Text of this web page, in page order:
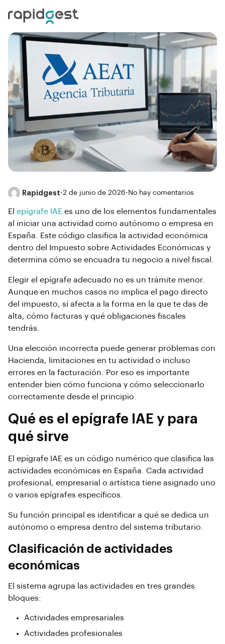
Rapidgest•2 de junio de 2026• No hay comentarios
El epígrafe IAE es uno de los elementos fundamentales
al iniciar una actividad como autónomo o empresa en
España. Este código clasifica la actividad económica
dentro del Impuesto sobre Actividades Económicas y
determina cómo se encuadra tu negocio a nivel fiscal.
Elegir el epígrafe adecuado no es un trámite menor.
Aunque en muchos casos no implica el pago directo
del impuesto, sí afecta a la forma en la que te das de
alta, cómo facturas y qué obligaciones fiscales
tendrás.
Una elección incorrecta puede generar problemas con
Hacienda, limitaciones en tu actividad o incluso
errores en la facturación. Por eso es importante
entender bien cómo funciona y cómo seleccionarlo
correctamente desde el principio.
Qué es el epígrafe IAE y para
qué sirve
El epígrafe IAE es un código numérico que clasifica las
actividades económicas en España. Cada actividad
profesional, empresarial o artística tiene asignado uno
o varios epígrafes específicos.
Su función principal es identificar a qué se dedica un
autónomo o empresa dentro del sistema tributario.
Clasificación de actividades
económicas
El sistema agrupa las actividades en tres grandes
bloques:
Actividades empresariales
Actividades profesionales